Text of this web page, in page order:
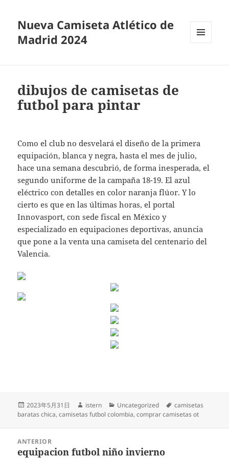
Nueva Camiseta Atlético de
Madrid 2024
dibujos de camisetas de
futbol para pintar
Como el club no desvelará el diseño de la primera
equipación, blanca y negra, hasta el mes de julio,
hace una semana descubrió, de forma inesperada, el
segundo uniforme de la campaña 18-19. El azul
eléctrico con detalles en color naranja flúor. Y lo
cierto es que en las últimas horas, el portal
Innovasport, con sede fiscal en México y
especializado en equipaciones deportivas, anuncia
que pone a la venta una camiseta del centenario del
Valencia.
Publicado
el
2023年5月31日 Autor
istern Categorías
Uncategorized Etiquetas
camisetas
baratas chica,camisetas futbol colombia,comprar camisetas ot
ANTERIOR
Entrada
equipacion futbol niño invierno